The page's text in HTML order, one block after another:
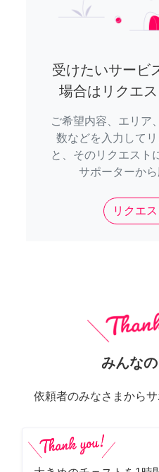
受けたいサービ
場合はリクエ
ご希望内容、エリア
数などを入力して
と、そのリクエスト
サポーターから
リクエ
みんな
依頼者のみなさまから